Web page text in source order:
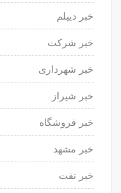
خبر دیپلم
خبر شرکت
خبر شهرداری
خبر شیراز
خبر فروشگاه
خبر مشهد
خبر نفت